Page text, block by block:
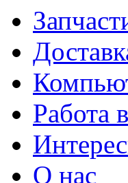
Работа
О нас